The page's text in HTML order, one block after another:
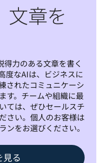
文章を
力のある文章を書く
度なAIは、ビジネスに
されたコミュニケーシ
す。チームや組織に最
ては、ぜひセールスチ
さい。個人のお客様は
ンをお選びください。
見る